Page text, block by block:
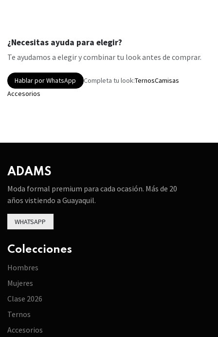
¿Necesitas ayuda para elegir?
Te ayudamos a elegir y combinar tu look antes de comprar.
Hablar por WhatsApp Completa tu look:TernosCamisas
Accesorios
ADAMS
Moda formal premium para cada ocasión. Más de 20
años vistiendo a Guayaquil.
WHATSAPP
Colecciones
Hombres
Mujeres
Clase 2026
Ternos
Accesorios